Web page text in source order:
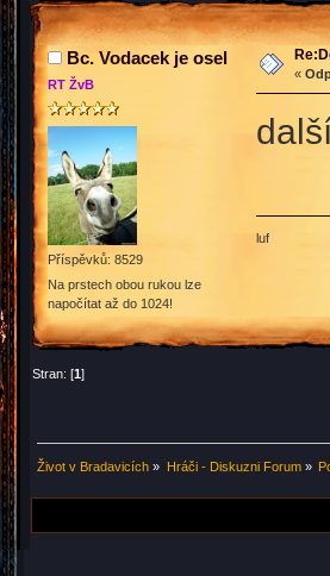
Bc. Vodacek je osel
RT ŽvB
Příspěvků: 8529
Na prstech obou rukou lze
napočítat až do 1024!
«
luf
Stran: [1]
Život v Bradavicích » Hráči - Diskuzni Forum»